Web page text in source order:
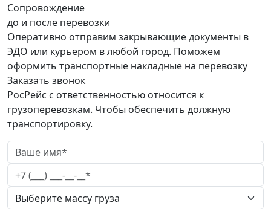
Сопровождение
до и после перевозки
Оперативно отправим закрывающие документы в
ЭДО или курьером в любой город. Поможем
оформить транспортные накладные на перевозку
Заказать звонок
РосРейс с ответственностью относится к
грузоперевозкам. Чтобы обеспечить должную
транспортировку.